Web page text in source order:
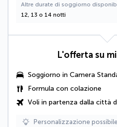
Altre durate di soggiorno
12, 13 o 14 notti
L'offerta su
Soggiorno in Camera
Formula con colazione
Voli in partenza dalla città
Personalizzazione